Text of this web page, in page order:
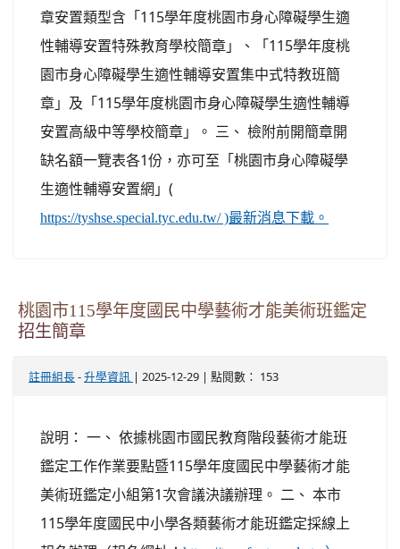
章安置類型含「115學年度桃園市身心障礙學生適
性輔導安置特殊教育學校簡章」、「115學年度桃
園市身心障礙學生適性輔導安置集中式特教班簡
章」及「115學年度桃園市身心障礙學生適性輔導
安置高級中等學校簡章」。 三、 檢附前開簡章開
缺名額一覽表各1份，亦可至「桃園市身心障礙學
生適性輔導安置網」(
https://tyshse.special.tyc.edu.tw/ )最新消息下載。
桃園市115學年度國民中學藝術才能美術班鑑定
招生簡章
註冊組長 - 升學資訊 | 2025-12-29 | 點閱數： 153
說明： 一、 依據桃園市國民教育階段藝術才能班
鑑定工作作業要點暨115學年度國民中學藝術才能
美術班鑑定小組第1次會議決議辦理。 二、 本市
115學年度國民中小學各類藝術才能班鑑定採線上